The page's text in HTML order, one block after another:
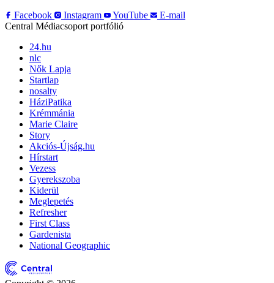
Facebook
Instagram YouTube
E-mail
Central Médiacsoport portfólió
24.hu
nlc
Nők Lapja
Startlap
nosalty
HáziPatika
Krémmánia
Marie Claire
Story
Akciós-Újság.hu
Hírstart
Vezess
Gyerekszoba
Kiderül
Meglepetés
Refresher
First Class
Gardenista
National Geographic